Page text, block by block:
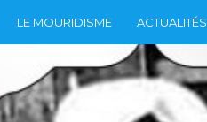
LE MOURIDISME ACTUALITÉS